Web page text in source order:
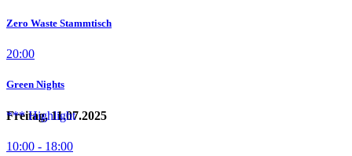
Zero Waste Stammtisch
20:00
Green Nights
Freitag, 11.07.2025
10:00 - 18:00